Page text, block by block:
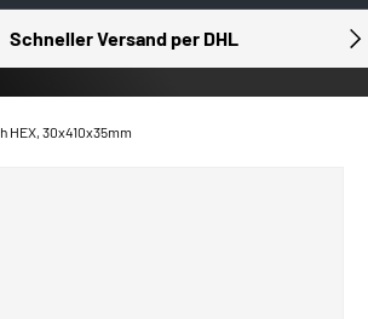
Schneller Versand per DHL
HEX, 30x410x35mm